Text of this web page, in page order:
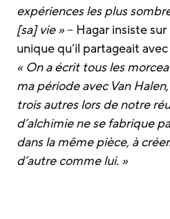
expériences les plus
[sa] vie »– Hagar insiste
unique qu’il partageait
« On a écrit tous les
ma période avec Van
trois autres lors de notre
d’alchimie ne se fabrique
dans la même pièce, à
d’autre comme lui. »